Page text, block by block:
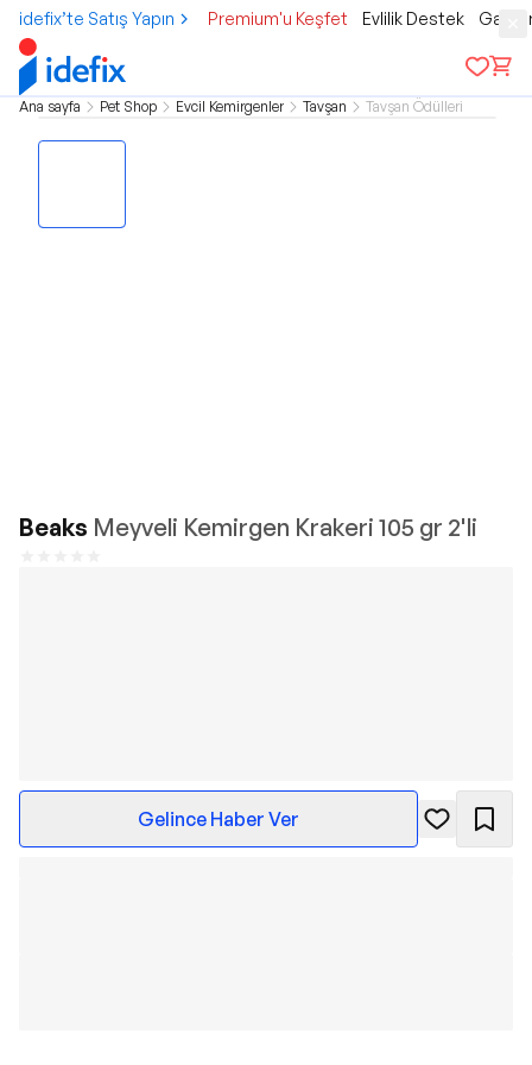
idefix’te Satış Yapın Premium'u Keşfet Evlilik Destek
Ana sayfa Pet Shop Evcil Kemirgenler Tavşan Tavşan Ödülleri
Beaks Meyveli Kemirgen Krakeri 105 gr 2'li
Gelince Haber Ver